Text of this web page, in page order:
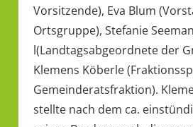
Vorsitzende), Eva Blum
Ortsgruppe), Stefanie
l(Landtagsabgeordnete der
Klemens Köberle
Gemeinderatsfraktion).
stellte nach dem ca.